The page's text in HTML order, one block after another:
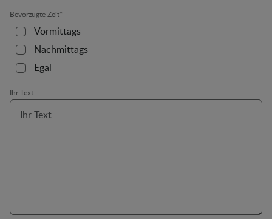
Bevorzugte Zeit*
Vormittags
Nachmittags
Egal
Ihr Text